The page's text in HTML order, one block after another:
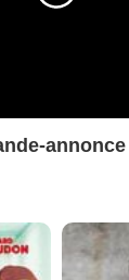
annonce